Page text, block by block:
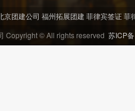
京团建公司 福州拓展团建菲律宾签证菲
Copyright © All rights reserved 苏ICP